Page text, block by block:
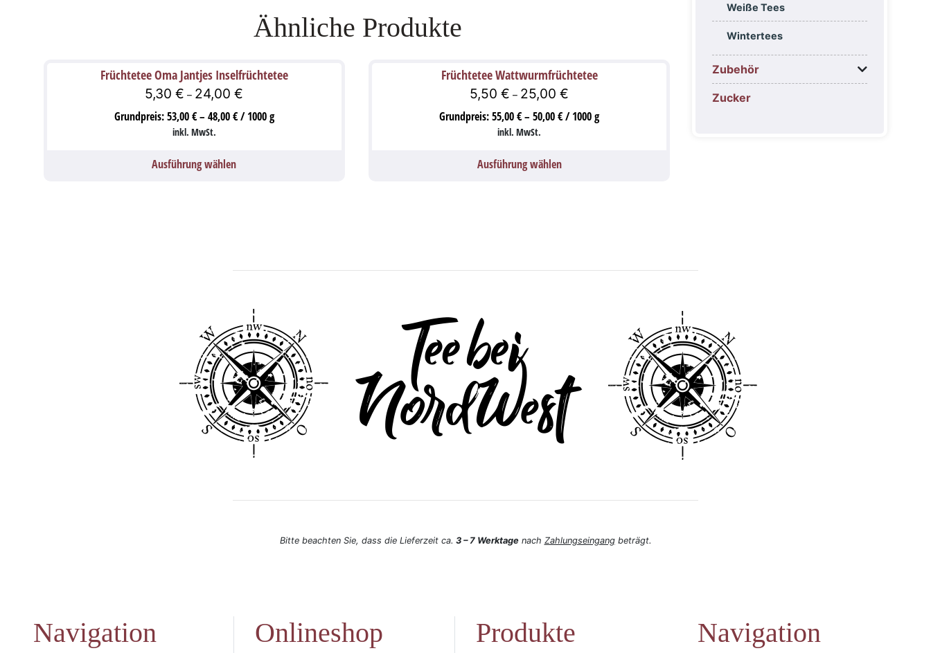
Ähnliche Produkte
Früchtetee Oma Jantjes Inselfrüchtetee
5,30€ – 24,00€
Grundpreis:53,00€– 48,00€/1000g
inkl. MwSt.
Ausführung wählen
Früchtetee Wattwurmfrüchtetee
5,50€ – 25,00€
Grundpreis:55,00€–50,00€/1000g
inkl. MwSt.
Ausführung wählen
Weiße Tees
Wintertees
Zubehör
Zucker
Bitte beachten Sie, dass die Lieferzeit ca. 3 – 7 Werktagenach Zahlungseingangbeträgt.
Navigation Onlineshop Produkte Navigation